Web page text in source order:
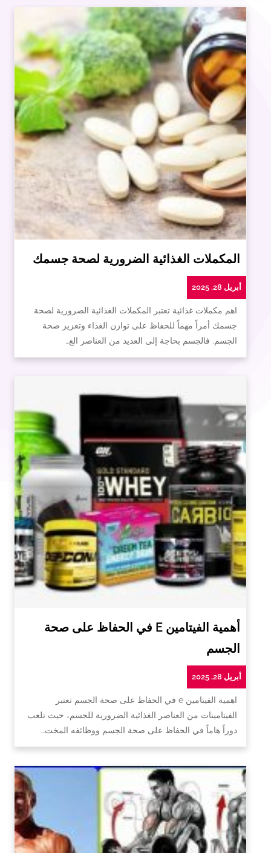
المكملات الغذائية الضرورية لصحة جسمك
أبريل 28, 2025
اهم مكملات غذائية تعتبر المكملات الغذائية الضرورية لصحة
جسمك أمراً مهماً للحفاظ على توازن الغذاء وتعزيز صحة
الجسم. فالجسم بحاجة إلى العديد من العناصر الغ…
أهمية الفيتامين E في الحفاظ على صحة
الجسم
أبريل 28, 2025
اهمية الفيتامين e في الحفاظ على صحة الجسم تعتبر
الفيتامينات من العناصر الغذائية الضرورية للجسم، حيث تلعب
دوراً هاماً في الحفاظ على صحة الجسم ووظائفه المخت…